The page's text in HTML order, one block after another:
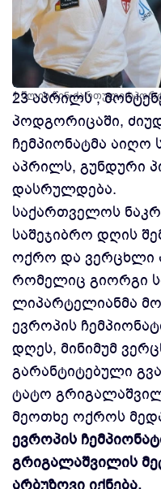
1 წლის წინ ქართული
23 აპრილს ,
პოდგორიცაში,
ჩემპიონატმა
აპრილს, გუნდური
დასრულდება.
საქართველოს
საშეჯიბრო დღის
ოქრო და ვერცხლი
რომელიც გიორგი
ლიპარტელიანმა
ევროპის
დღეს, მინიმუმ
გარანტიტებული
ტატო
მეოთხე ოქროს
ევროპის
გრიგალაშვილის
არბუზოვი იქნება.